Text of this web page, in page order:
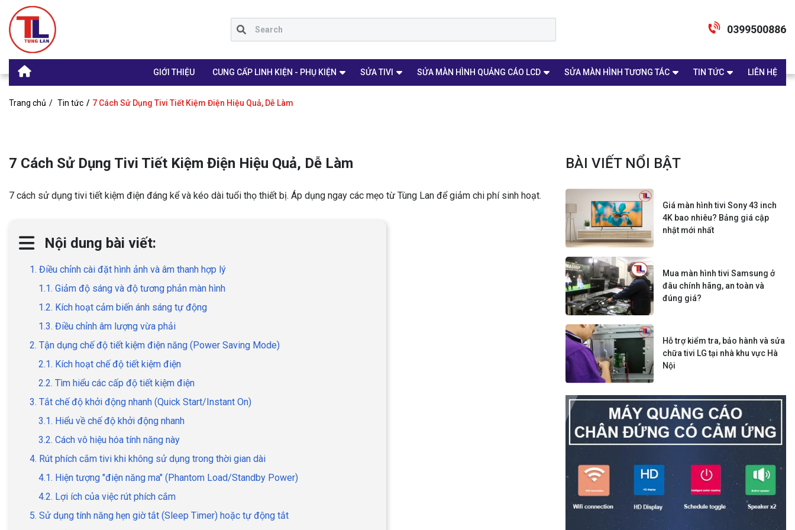
0399500886
GIỚI THIỆU CUNG CẤP LINH KIỆN - PHỤ KIỆN SỬA TIVI SỬA MÀN HÌNH QUẢNG CÁO LCD SỬA MÀN HÌNH TƯƠNG TÁC TIN TỨC LIÊN HỆ
Trang chủ Tin tức 7 Cách Sử Dụng Tivi Tiết Kiệm Điện Hiệu Quả, Dễ Làm
7 Cách Sử Dụng Tivi Tiết Kiệm Điện Hiệu Quả, Dễ Làm
7 cách sử dụng tivi tiết kiệm điện đáng kể và kéo dài tuổi thọ thiết bị. Áp dụng ngay các mẹo từ Tùng Lan để giảm chi phí sinh hoạt.
Nội dung bài viết:
1. Điều chỉnh cài đặt hình ảnh và âm thanh hợp lý
1.1. Giảm độ sáng và độ tương phản màn hình
1.2. Kích hoạt cảm biến ánh sáng tự động
1.3. Điều chỉnh âm lượng vừa phải
2. Tận dụng chế độ tiết kiệm điện năng (Power Saving Mode)
2.1. Kích hoạt chế độ tiết kiệm điện
2.2. Tìm hiểu các cấp độ tiết kiệm điện
3. Tắt chế độ khởi động nhanh (Quick Start/Instant On)
3.1. Hiểu về chế độ khởi động nhanh
3.2. Cách vô hiệu hóa tính năng này
4. Rút phích cắm tivi khi không sử dụng trong thời gian dài
4.1. Hiện tượng "điện năng ma" (Phantom Load/Standby Power)
4.2. Lợi ích của việc rút phích cắm
5. Sử dụng tính năng hẹn giờ tắt (Sleep Timer) hoặc tự động tắt
BÀI VIẾT NỔI BẬT
Giá màn hình tivi Sony 43 inch
4K bao nhiêu? Bảng giá cập
nhật mới nhất
Mua màn hình tivi Samsung ở
đâu chính hãng, an toàn và
đúng giá?
Hỗ trợ kiểm tra, bảo hành và sửa
chữa tivi LG tại nhà khu vực Hà
Nội